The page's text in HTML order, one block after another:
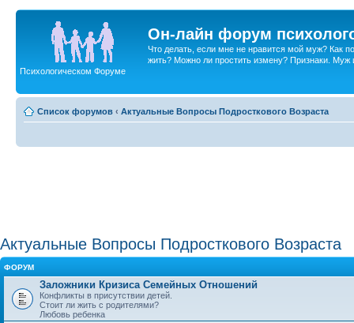
Он-лайн форум
Что делать, если мне не нравится мой муж? Как
жить? Можно ли простить измену? Признаки. Муж
Психологическом Форуме
Список форумов ‹ Актуальные Вопросы Подросткового Возраста
Актуальные Вопросы Подросткового Возраста
ФОРУМ
Заложники Кризиса Семейных Отношений
Конфликты в присутствии детей.
Стоит ли жить с родителями?
Любовь ребенка